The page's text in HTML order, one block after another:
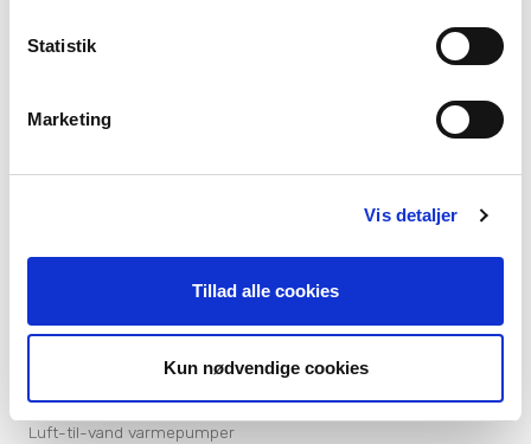
Statistik
Marketing
Vis detaljer
Tillad alle cookies
Kun nødvendige cookies
Varmepumper til sommerhuse
Jordvarmepumper
Boligventilation
Luft-til-vand varmepumper
Sitemap
Cookiepolitik